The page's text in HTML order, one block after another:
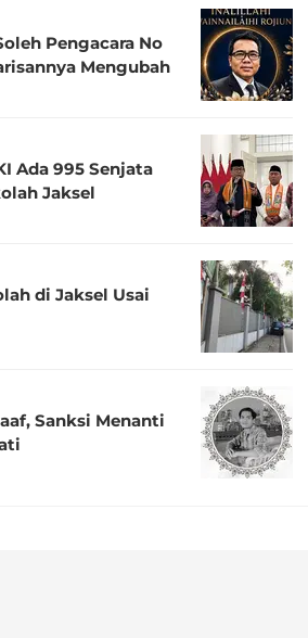
Pengacara No
Mengubah
Jaksel
di Jaksel Usai
Sanksi Menanti